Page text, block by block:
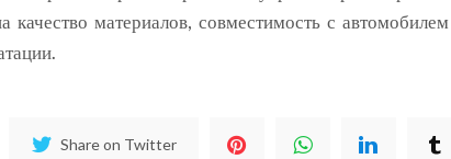
качество материалов, совместимость с
Share on Twitter